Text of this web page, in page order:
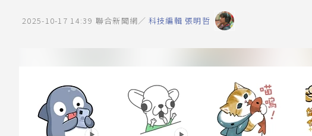
2025-10-17 14:39 聯合新聞網／ 科技編輯 張明哲